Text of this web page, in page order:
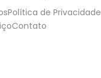
Política de Privacidade
Contato